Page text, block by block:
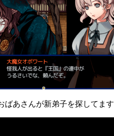
ばあさんが新弟子を探してます